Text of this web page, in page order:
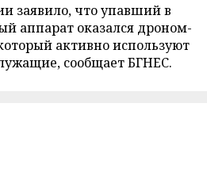
заявило, что упавший в
аппарат оказался дроном-
активно используют
сообщает БГНЕС.